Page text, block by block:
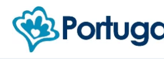
contenu